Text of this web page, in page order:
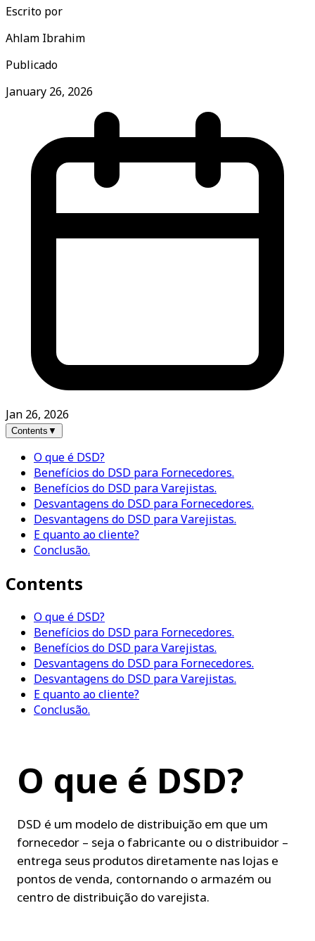
Escrito por
Ahlam Ibrahim
Publicado
January 26, 2026
Jan 26, 2026
Contents ▼
O que é DSD?
Benefícios do DSD para Fornecedores.
Benefícios do DSD para Varejistas.
Desvantagens do DSD para Fornecedores.
Desvantagens do DSD para Varejistas.
E quanto ao cliente?
Conclusão.
Contents
O que é DSD?
Benefícios do DSD para Fornecedores.
Benefícios do DSD para Varejistas.
Desvantagens do DSD para Fornecedores.
Desvantagens do DSD para Varejistas.
E quanto ao cliente?
Conclusão.
O que é DSD?
DSD é um modelo de distribuição em que um
fornecedor – seja o fabricante ou o distribuidor –
entrega seus produtos diretamente nas lojas e
pontos de venda, contornando o armazém ou
centro de distribuição do varejista.